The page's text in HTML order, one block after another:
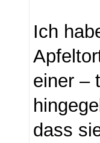
Ich
einer –
dass